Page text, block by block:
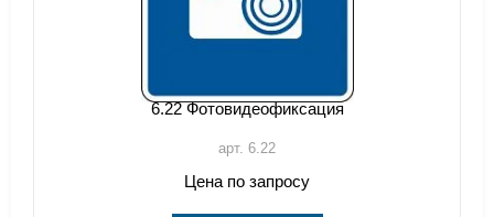
6.22 Фотовидеофиксация
арт. 6.22
Цена по запросу